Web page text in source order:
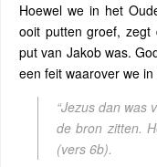
Hoewel we in het
ooit putten groef,
put van Jakob was.
een feit waarover we
“Jezus dan was
de bron zitten.
(vers 6b).